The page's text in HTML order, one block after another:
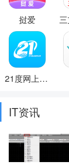
挝爱
21度网上商城
IT资讯